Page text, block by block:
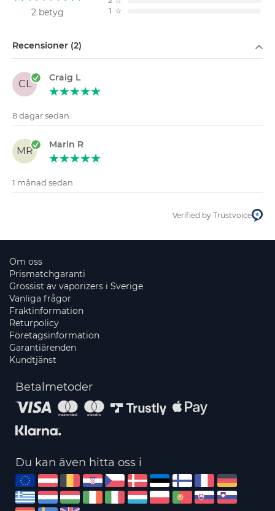
2 betyg
1 ☆
Recensioner (2)
CL
Craig L
8 dagar sedan
MR
Marin R
1 månad sedan
Verified by Trustvoice
Om oss
Prismatchgaranti
Grossist av vaporizers i Sverige
Vanliga frågor
Fraktinformation
Returpolicy
Företagsinformation
Garantiärenden
Kundtjänst
Betalmetoder
Du kan även hitta oss i